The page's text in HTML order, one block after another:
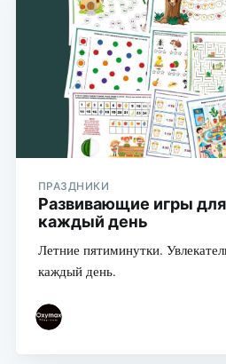
ПРАЗДНИКИ
Развивающие игры
каждый день
Летние пятиминутки.
каждый день.